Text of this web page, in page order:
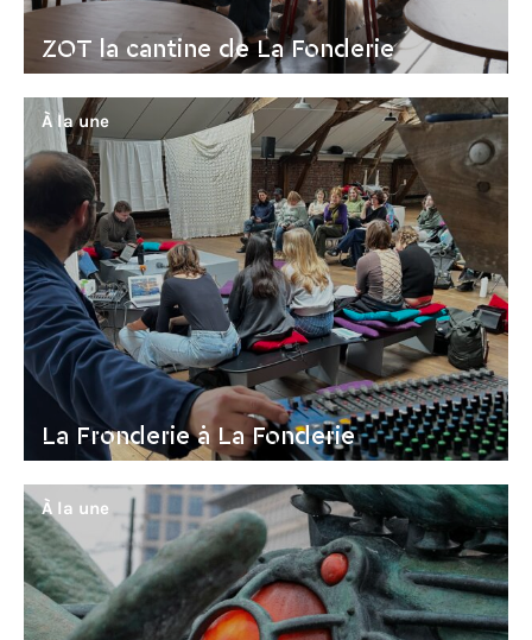
ZOT la cantine de La Fonderie
À la une
La Fronderie à La Fonderie
À la une